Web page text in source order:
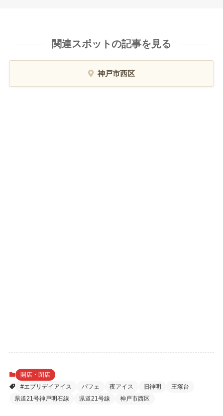
関連スポットの記事を見る
神戸市西区
開店・閉店
#エブリデイアイス
パフェ 夜アイス 旧神明
王塚台
県道21号神戸明石線
県道21号線 神戸市西区